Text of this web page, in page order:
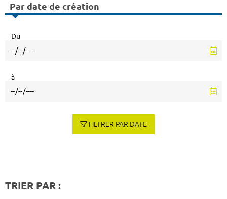
Par date de création
Du
à
FILTRER PAR DATE
TRIER PAR :